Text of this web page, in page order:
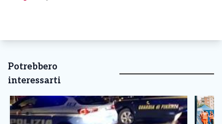
Potrebbero
interessarti